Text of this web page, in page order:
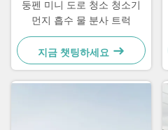
둥펜 미니 도로 청소 청소기
먼지 흡수 물 분사 트럭
지금 챗팅하세요